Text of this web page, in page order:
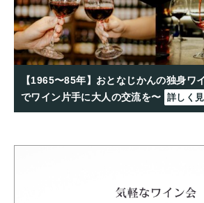
【1965〜85年】おとなじかんの独身ワ
でワイン片手に大人の交流を〜 詳しく